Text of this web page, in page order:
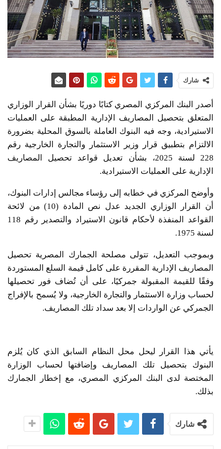
شارك
أصدر البنك المركزي المصري كتابًا دوريًا بشأن القرار الوزاري
المتعلق بتحصيل المصاريف الإدارية المطبقة على العمليات
الاستيرادية، وجه فيه البنوك العاملة بالسوق المحلية بضرورة
الالتزام بتطبيق قرار وزير الاستثمار والتجارة الخارجية رقم
228 لسنة 2025، بشأن تعديل قواعد تحصيل المصاريف
الإدارية على العمليات الاستيرادية.
وأوضح المركزي في خطابه إلى رؤساء مجالس إدارات البنوك،
أن القرار الوزاري الجديد عدل نص المادة (10) من لائحة
القواعد المنفذة لأحكام قانون الاستيراد والتصدير رقم 118
لسنة 1975.
وبموجب التعديل، تتولى مصلحة الجمارك المصرية تحصيل
المصاريف الإدارية المقررة على كامل قيمة السلع المستوردة
وفقًا للقيمة المقبولة جمركيًا، على أن تُضاف فور تحصيلها
لحساب وزارة الاستثمار والتجارة الخارجية، ولا يُسمح بالإفراج
الجمركي عن الواردات إلا بعد سداد تلك المصاريف.
يأتي هذا القرار ليحل محل النظام السابق الذي كان يُلزم
البنوك بتحصيل تلك المصاريف وإضافتها لحساب الوزارة
المختصة لدى البنك المركزي المصري، مع إخطار الجمارك
بذلك.
شارك